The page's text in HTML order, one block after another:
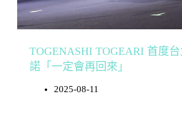
TOGENASHI TOGEARI 首度
諾「一定會再回來」
2025-08-11